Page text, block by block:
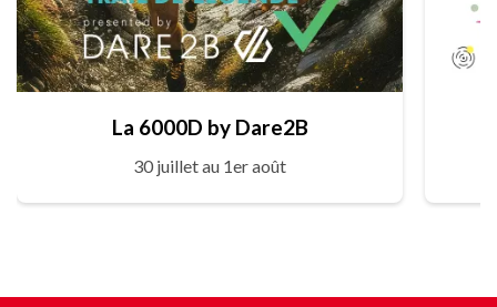
La 6000D by Dare2B
30 juillet au 1er août